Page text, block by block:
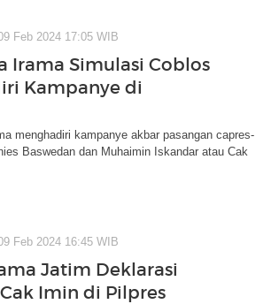
Feb 2024 17:05 WIB
Irama Simulasi Coblos
Kampanye di
menghadiri kampanye akbar pasangan capres-
Baswedan dan Muhaimin Iskandar atau Cak
Feb 2024 16:45 WIB
Jatim Deklarasi
Imin di Pilpres